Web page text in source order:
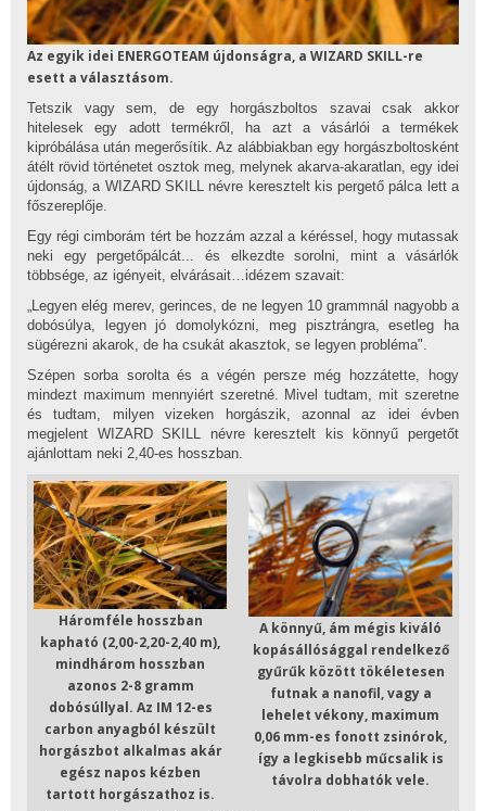
Az egyik idei ENERGOTEAM újdonságra, a WIZARD SKILL-re
esett a választásom.
Tetszik vagy sem, de egy horgászboltos szavai csak akkor
hitelesek egy adott termékről, ha azt a vásárlói a termékek
kipróbálása után megerősítik. Az alábbiakban egy horgászboltosként
átélt rövid történetet osztok meg, melynek akarva-akaratlan, egy idei
újdonság, a WIZARD SKILL névre keresztelt kis pergető pálca lett a
főszereplője.
Egy régi cimborám tért be hozzám azzal a kéréssel, hogy mutassak
neki egy pergetőpálcát... és elkezdte sorolni, mint a vásárlók
többsége, az igényeit, elvárásait…idézem szavait:
„Legyen elég merev, gerinces, de ne legyen 10 grammnál nagyobb a
dobósúlya, legyen jó domolykózni, meg pisztrángra, esetleg ha
sügérezni akarok, de ha csukát akasztok, se legyen probléma".
Szépen sorba sorolta és a végén persze még hozzátette, hogy
mindezt maximum mennyiért szeretné. Mivel tudtam, mit szeretne
és tudtam, milyen vizeken horgászik, azonnal az idei évben
megjelent WIZARD SKILL névre keresztelt kis könnyű pergetőt
ajánlottam neki 2,40-es hosszban.
Háromféle hosszban
kapható (2,00-2,20-2,40 m),
mindhárom hosszban
azonos 2-8 gramm
dobósúllyal. Az IM 12-es
carbon anyagból készült
horgászbot alkalmas akár
egész napos kézben
tartott horgászathoz is.
A könnyű, ám mégis kiváló
kopásállósággal rendelkező
gyűrűk között tökéletesen
futnak a nanofil, vagy a
lehelet vékony, maximum
0,06 mm-es fonott zsinórok,
így a legkisebb műcsalik is
távolra dobhatók vele.